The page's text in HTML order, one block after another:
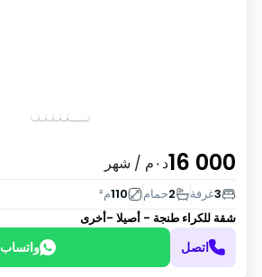
16 000د٠م / شهر
3غرفة 2حمام 110م²
شقة للكراء طنجة - أصيلا -أخرى
اتصل واتساب